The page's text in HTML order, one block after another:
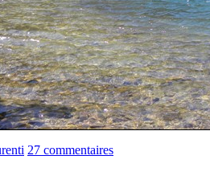
27 commentaires